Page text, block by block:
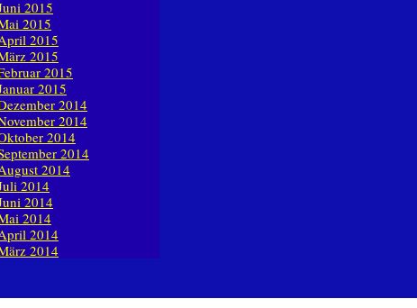
2015
2015
2015
2015
2015
2015
2014
2014
2014
2014
2014
2014
2014
2014
2014
2014